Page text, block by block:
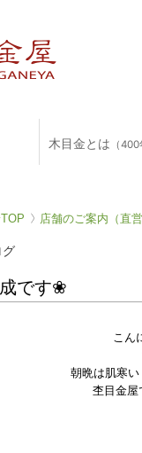
木目金とは （
店舗のご案内（直営
グ
です❀
こん
朝晩は肌寒い
杢目金屋